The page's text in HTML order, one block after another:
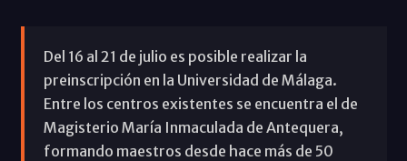
Del 16 al 21 de julio es posible realizar la
preinscripción en la Universidad de Málaga.
Entre los centros existentes se encuentra el de
Magisterio María Inmaculada de Antequera,
formando maestros desde hace más de 50